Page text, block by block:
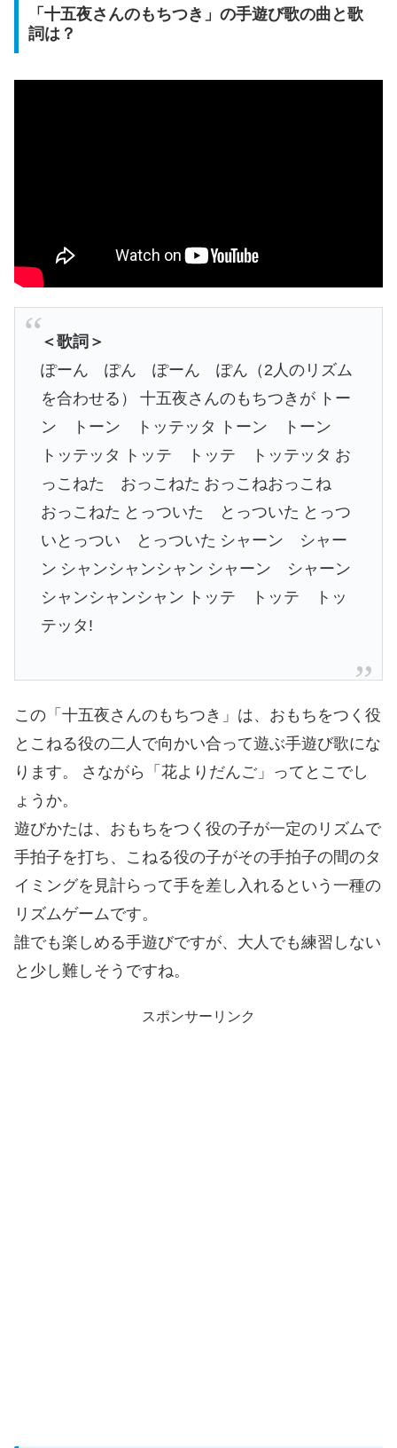
「十五夜さんのもちつき」の手遊び歌の曲と歌
詞は？
＜歌詞＞
ぽーん ぽん ぽーん ぽん（2人のリズム
を合わせる）
十五夜さんのもちつきが トー
ン トーン トッテッタ
トーン トーン
トッテッタ
トッテ トッテ トッテッタ お
っこねた おっこねた おっこねおっこね
おっこねた とっついた とっついた とっつ
いとっつい とっついた シャーン シャー
ン シャンシャンシャン シャーン シャーン
シャンシャンシャン トッテ トッテ トッ
テッタ!
この「十五夜さんのもちつき」は、おもちをつく役
とこねる役の二人で向かい合って遊ぶ手遊び歌にな
ります。
さながら「花よりだんご」ってとこでし
ょうか。
遊びかたは、おもちをつく役の子が一定のリズムで
手拍子を打ち、こねる役の子がその手拍子の間のタ
イミングを見計らって手を差し入れるという一種の
リズムゲームです。
誰でも楽しめる手遊びですが、大人でも練習しない
と少し難しそうですね。
スポンサーリンク